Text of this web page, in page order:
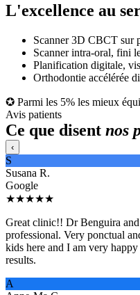
L'excellence au
Scanner 3D CBCT sur
Scanner intra-oral, fini
Planification digitale,
Orthodontie accélérée
✪ Parmi les 5% les mieux
Avis patients
Ce que disent nos
‹
S
Susana R.
Google
★★★★★
Great clinic!! Dr Benguira
professional. Very ponctual
kids here and I am very
results.
A